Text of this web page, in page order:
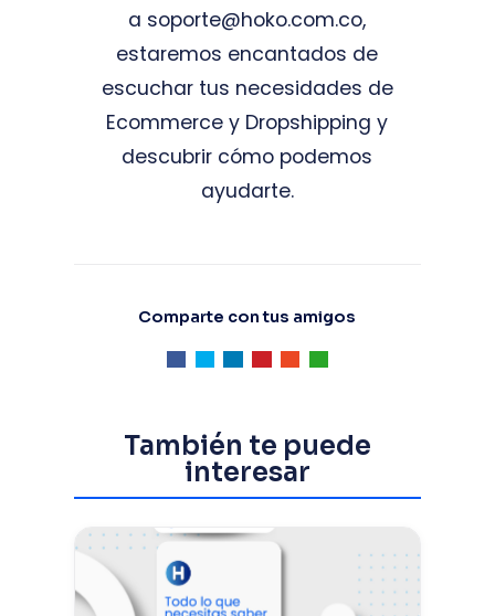
a soporte@hoko.com.co,
estaremos encantados de
escuchar tus necesidades de
Ecommerce y Dropshipping y
descubrir cómo podemos
ayudarte.
Comparte con tus amigos
También te puede
interesar